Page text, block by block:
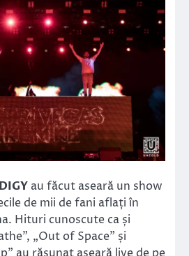
au făcut aseară un show
de mii de fani aflați în
Hituri cunoscute ca și
„Out of Space” și